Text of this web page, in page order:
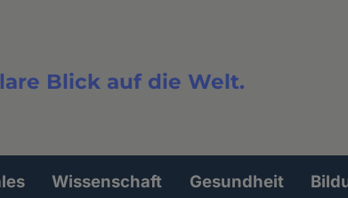
Blick auf die Welt.
Wissenschaft Gesundheit